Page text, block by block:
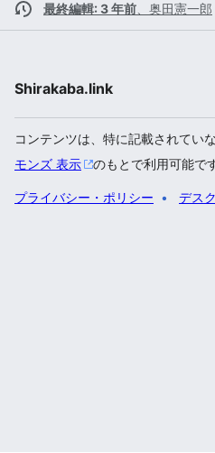
最終編輯: 3 年前 奥田憲一郎
Shirakaba.link
コンテンツは、特に記載されていな
モンズ 表示
のもとで利用可能で
プライバシー・ポリシー デス